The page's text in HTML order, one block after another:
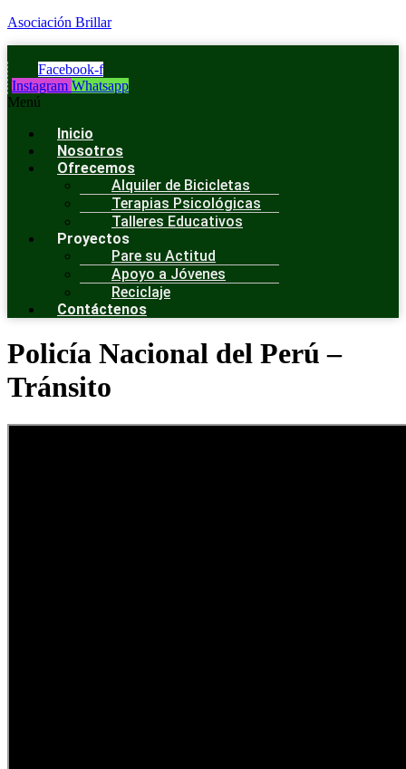
Asociación Brillar
Facebook-f
Instagram Whatsapp
Menú
Inicio
Nosotros
Ofrecemos
Alquiler de Bicicletas
Terapias Psicológicas
Talleres Educativos
Proyectos
Pare su Actitud
Apoyo a Jóvenes
Reciclaje
Contáctenos
Policía Nacional del Perú –
Tránsito